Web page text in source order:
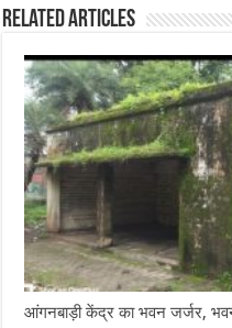
o
o
k
r
A
p
p
Related Articles
आंगनबाड़ी केंद्र का भवन जर्जर,